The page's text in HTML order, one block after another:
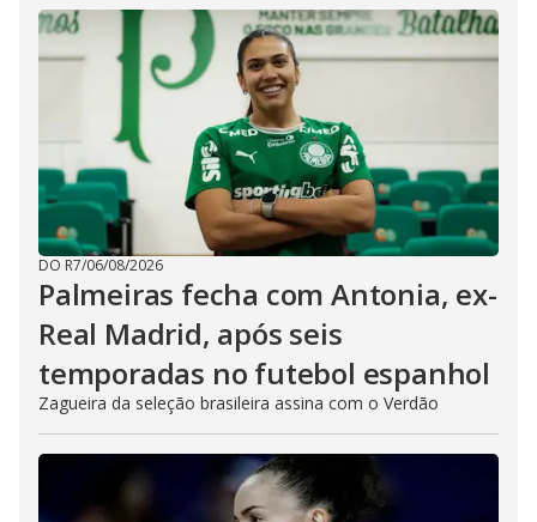
DO R7/06/08/2026
Palmeiras fecha com Antonia, ex-
Real Madrid, após seis
temporadas no futebol espanhol
Zagueira da seleção brasileira assina com o Verdão